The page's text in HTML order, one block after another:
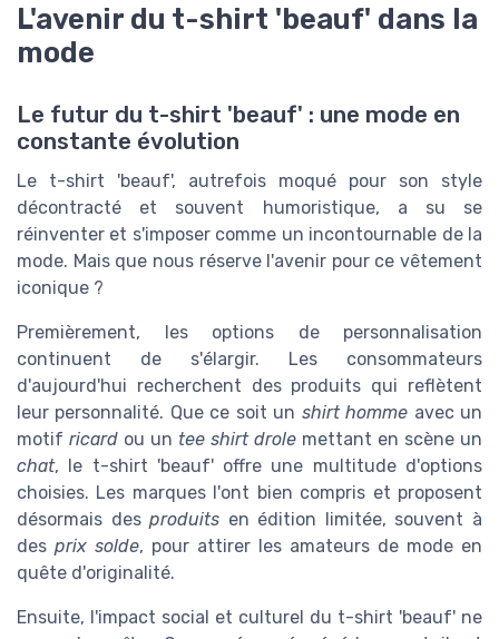
L'avenir du t-shirt 'beauf' dans la
mode
Le futur du t-shirt 'beauf' : une mode en
constante évolution
Le t-shirt 'beauf', autrefois moqué pour son style
décontracté et souvent humoristique, a su se
réinventer et s'imposer comme un incontournable de la
mode. Mais que nous réserve l'avenir pour ce vêtement
iconique ?
Premièrement, les options de personnalisation
continuent de s'élargir. Les consommateurs
d'aujourd'hui recherchent des produits qui reflètent
leur personnalité. Que ce soit un shirt homme avec un
motif ricard ou un tee shirt drole mettant en scène un
chat, le t-shirt 'beauf' offre une multitude d'options
choisies. Les marques l'ont bien compris et proposent
désormais desproduits en édition limitée, souvent à
des prix solde, pour attirer les amateurs de mode en
quête d'originalité.
Ensuite, l'impact social et culturel du t-shirt 'beauf' ne